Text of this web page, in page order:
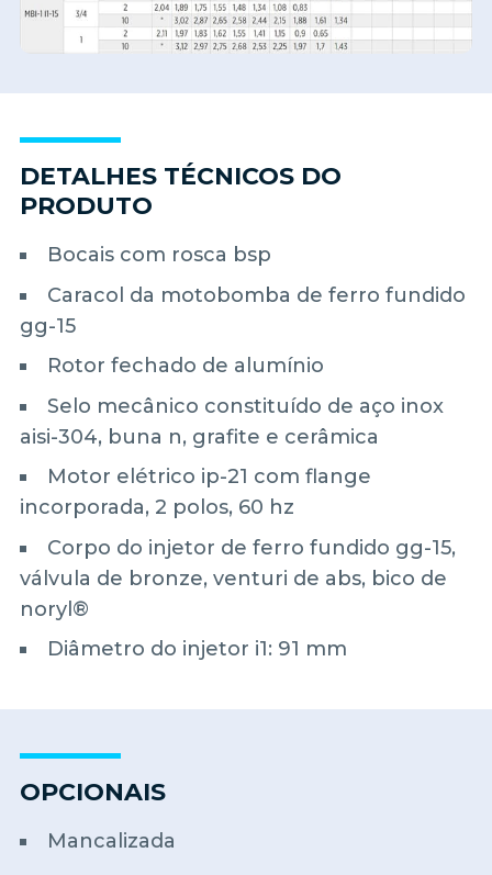
DETALHES TÉCNICOS DO
PRODUTO
Bocais com rosca bsp
Caracol da motobomba de ferro fundido
gg-15
Rotor fechado de alumínio
Selo mecânico constituído de aço inox
aisi-304, buna n, grafite e cerâmica
Motor elétrico ip-21 com flange
incorporada, 2 polos, 60 hz
Corpo do injetor de ferro fundido gg-15,
válvula de bronze, venturi de abs, bico de
noryl®
Diâmetro do injetor i1: 91 mm
OPCIONAIS
Mancalizada